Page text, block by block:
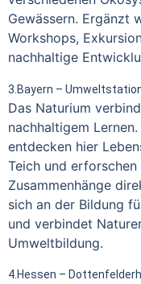
Gewässern. Ergänzt
Workshops,
nachhaltige
3.Bayern –
Das Naturium
nachhaltigem
entdecken hier
Teich und
Zusammenhänge
sich an der Bildung
und verbindet
Umweltbildung.
4.Hessen –